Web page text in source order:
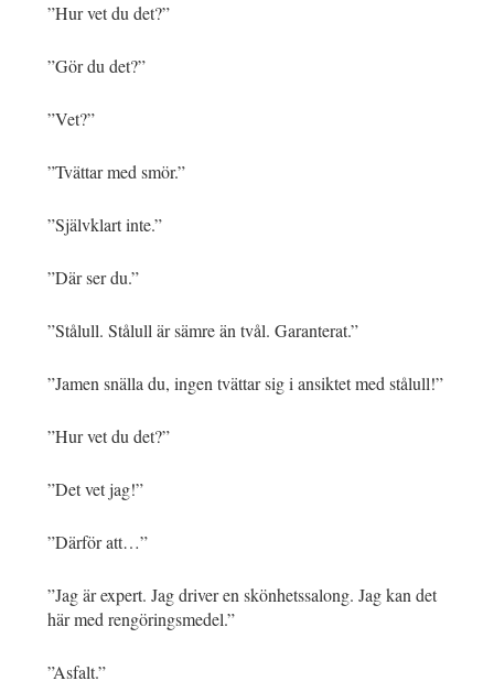
”Hur vet du det?”
”Gör du det?”
”Vet?”
”Tvättar med smör.”
”Självklart inte.”
”Där ser du.”
”Stålull. Stålull är sämre än tvål. Garanterat.”
”Jamen snälla du, ingen tvättar sig i ansiktet med stålull!”
”Hur vet du det?”
”Det vet jag!”
”Därför att…”
”Jag är expert. Jag driver en skönhetssalong. Jag kan det
här med rengöringsmedel.”
”Asfalt.”